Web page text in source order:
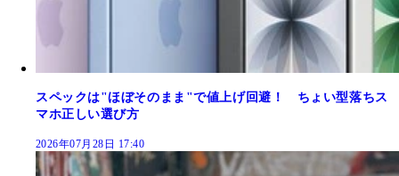
スペックは"ほぼそのまま"で値上げ回避！ ちょい型落ちス
マホ正しい選び方
2026年07月28日 17:40